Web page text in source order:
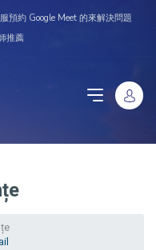
預約 Google Meet 的來解決問題
推薦